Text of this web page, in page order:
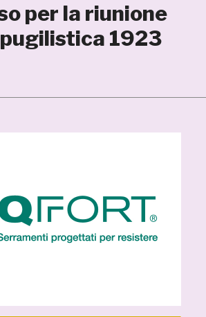
per la riunione
1923